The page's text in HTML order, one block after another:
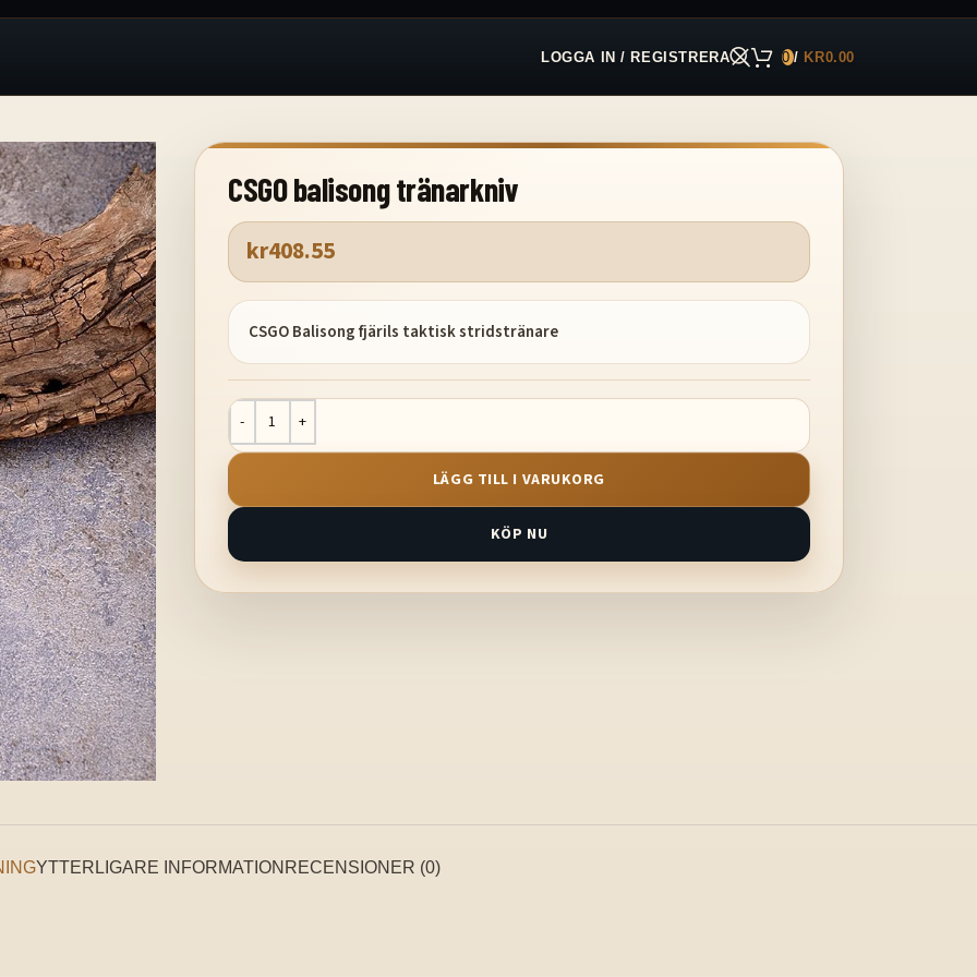
LOGGA IN / REGISTRERA 0/ KR0.00
CSGO balisong tränarkniv
kr408.55
CSGO Balisong fjärils taktisk stridstränare
LÄGG TILL I VARUKORG
KÖP NU
YTTERLIGARE INFORMATION RECENSIONER (0)